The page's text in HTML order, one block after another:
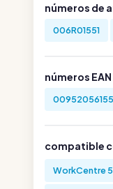
números de
006R01551
números
compatible
WorkCentre